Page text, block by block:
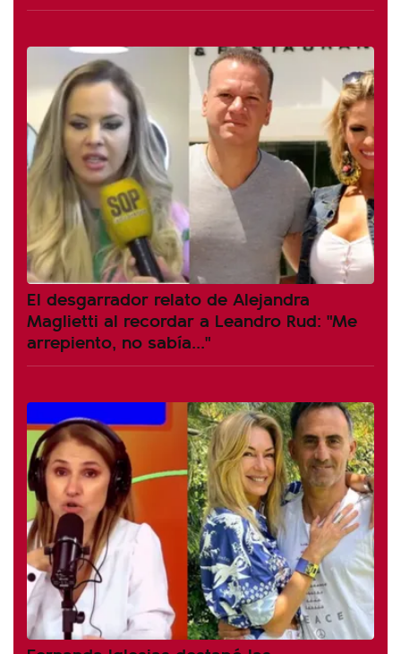
El desgarrador relato de Alejandra
Maglietti al recordar a Leandro Rud: "Me
arrepiento, no sabía..."